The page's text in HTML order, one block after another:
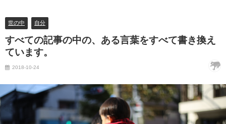
世の中 自分
すべての記事の中の、ある言葉をすべて書き換え
ています。
2018-10-24